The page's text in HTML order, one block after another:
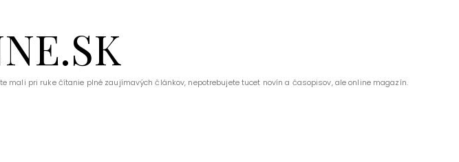
pri ruke čítanie plné zaujímavých článkov, nepotrebujete tucet novín a časopisov, ale online magazín.